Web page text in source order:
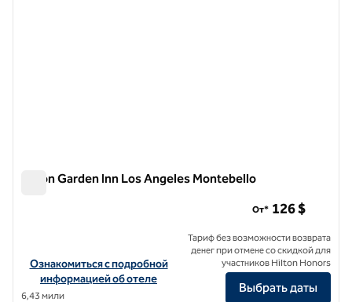
Hilton Garden Inn Los Angeles Montebello
Посмотреть информацию об отеле Hilton Garden Inn Los
Ознакомиться с подробной
информацией об отеле
6,43 мили
От* 126 $
Тариф без возможности возврата
денег при отмене со скидкой для
участников Hilton Honors
Выбрать даты